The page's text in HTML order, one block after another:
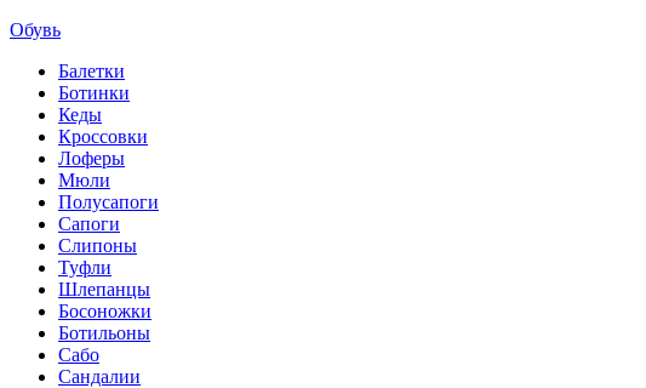
Обувь
Балетки
Ботинки
Кеды
Кроссовки
Лоферы
Мюли
Полусапоги
Сапоги
Слипоны
Туфли
Шлепанцы
Босоножки
Ботильоны
Сабо
Сандалии